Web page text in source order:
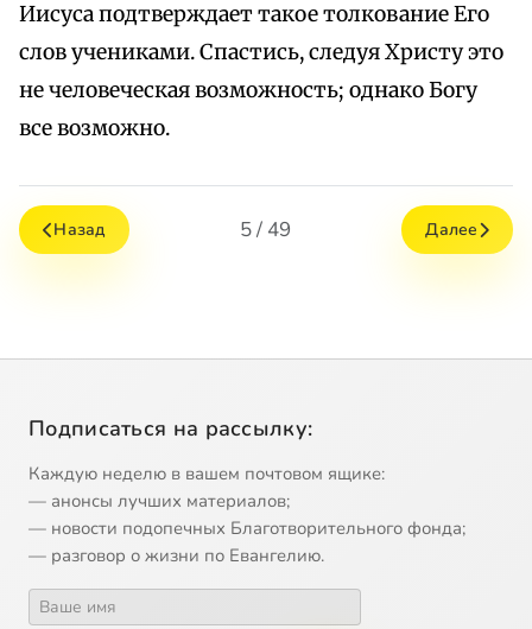
Иисуса подтверждает такое толкование Его
слов учениками. Спастись, следуя Христу это
не человеческая возможность; однако Богу
все возможно.
Назад 5 / 49 Далее
Подписаться на рассылку:
Каждую неделю в вашем почтовом ящике:
— анонсы лучших материалов;
— новости подопечных Благотворительного фонда;
— разговор о жизни по Евангелию.